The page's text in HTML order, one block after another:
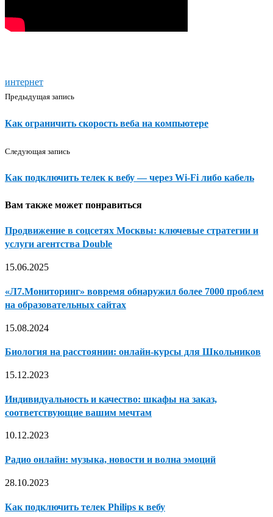
интернет
Предыдущая запись
Как ограничить скорость веба на компьютере
Следующая запись
Как подключить телек к вебу — через Wi-Fi либо кабель
Вам также может понравиться
Продвижение в соцсетях Москвы: ключевые стратегии и
услуги агентства Double
15.06.2025
«Л7.Мониторинг» вовремя обнаружил более 7000 проблем
на образовательных сайтах
15.08.2024
Биология на расстоянии: онлайн-курсы для Школьников
15.12.2023
Индивидуальность и качество: шкафы на заказ,
соответствующие вашим мечтам
10.12.2023
Радио онлайн: музыка, новости и волна эмоций
28.10.2023
Как подключить телек Philips к вебу